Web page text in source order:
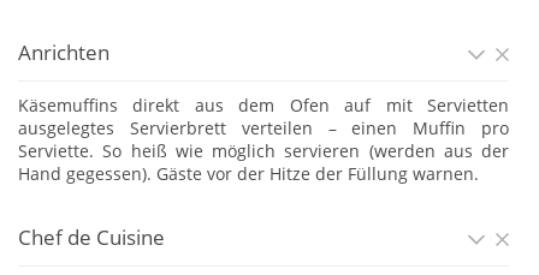
Anrichten
Käsemuffins direkt aus dem Ofen auf mit Servietten
ausgelegtes Servierbrett verteilen – einen Muffin pro
Serviette. So heiß wie möglich servieren (werden aus der
Hand gegessen). Gäste vor der Hitze der Füllung warnen.
Chef de Cuisine